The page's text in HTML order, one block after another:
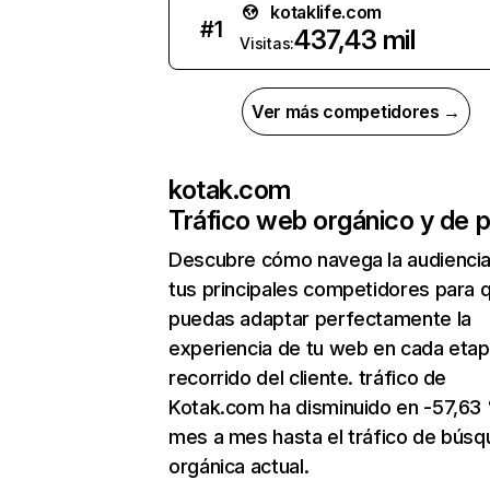
#1
kotaklife.com
Visitas:437,43 mil
Ver más competidores →
kotak.com
Tráfico web orgánico y de
Descubre cómo navega la
tus principales competidores para
puedas adaptar perfectamente la
experiencia de tu web en cada
recorrido del cliente. tráfico de
Kotak.com ha disminuido en -57,63
mes a mes hasta el tráfico de
orgánica actual.